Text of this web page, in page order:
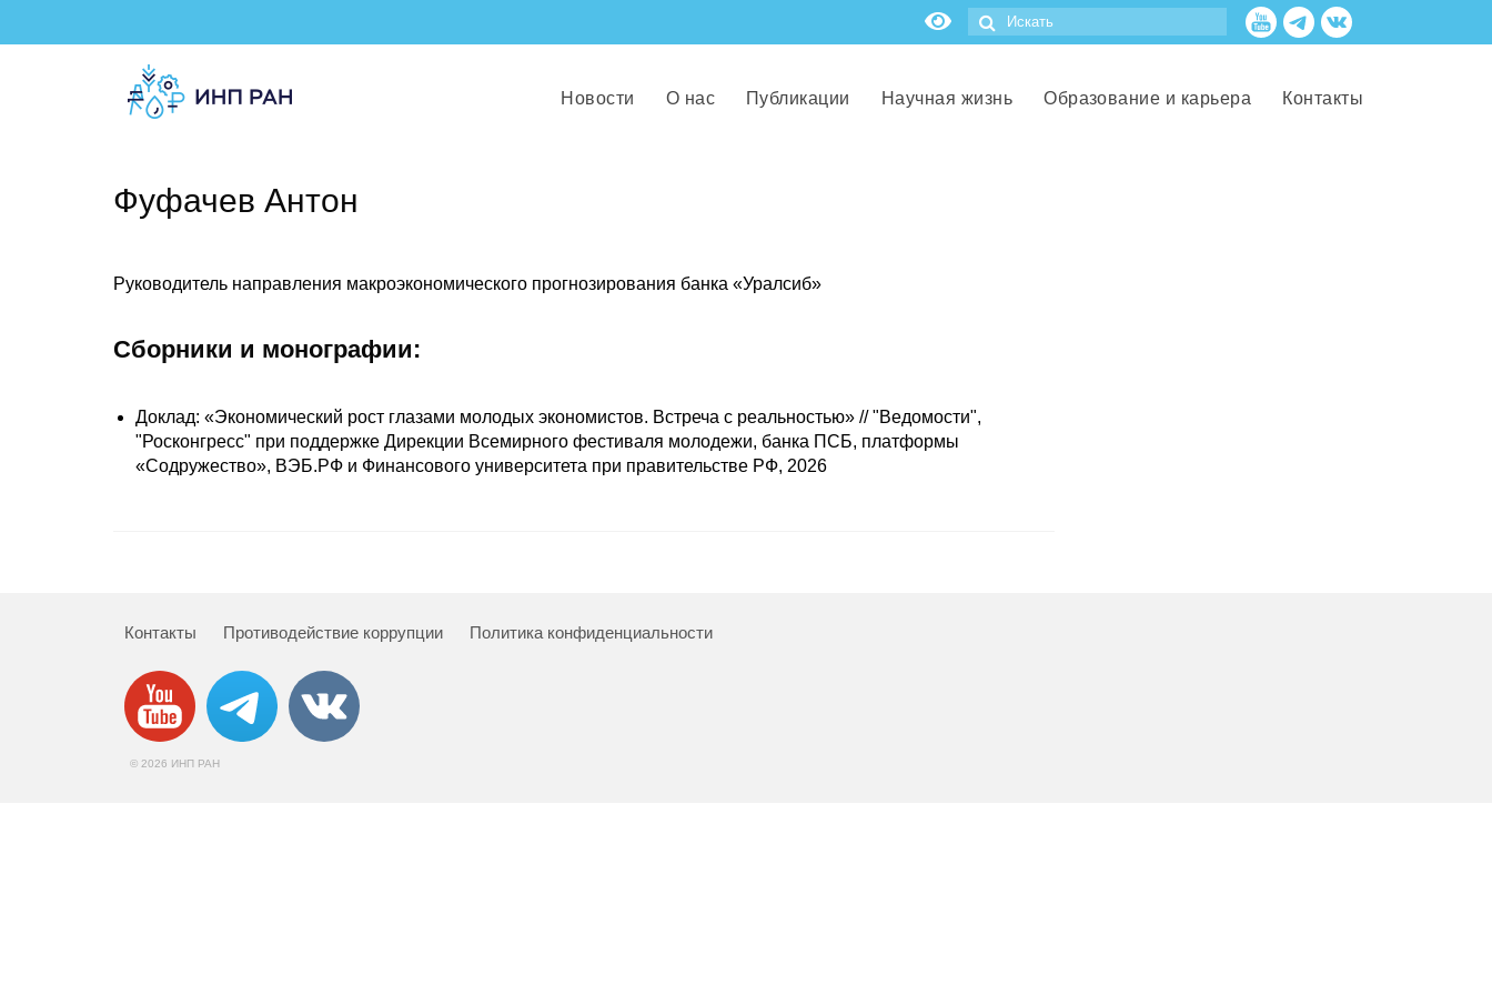
Новости О нас Публикации Научная жизнь Образование и карьера Контакты
Фуфачев Антон
Руководитель направления макроэкономического прогнозирования банка «Уралсиб»
Сборники и монографии:
Доклад: «Экономический рост глазами молодых экономистов. Встреча с реальностью» // "Ведомости",
"Росконгресс" при поддержке Дирекции Всемирного фестиваля молодежи, банка ПСБ, платформы
«Содружество», ВЭБ.РФ и Финансового университета при правительстве РФ, 2026
Контакты Противодействие коррупции Политика конфиденциальности
© 2026 ИНП РАН